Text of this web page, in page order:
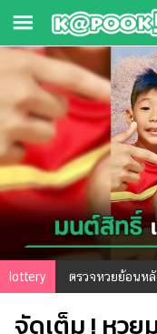
ข่าว-
ความ
รู้
ข่าว
ข่าว
บันเทิง
ตรวจ
หวย
ผล
lottery ตรวจหวยย้อนหลั
จัดเต็ม ! หวย